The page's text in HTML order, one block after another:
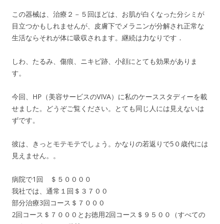
この器械は、治療２－５回ほどは、お肌が白くなった分シミが
目立つかもしれませんが、皮膚下でメラニンが分解され正常な
生活ならそれが体に吸収されます。継続は力なりです．
しわ、たるみ、傷痕、ニキビ跡、小顔にとても効果がありま
す。
今回、HP（美容サービスのVIVA）に私のケーススタディーを載
せました。どうぞご覧ください。とても同じ人には見えないは
ずです。
彼は、きっとモテモテでしょう。かなりの若返りで5０歳代には
見えません。。
病院で1回 ＄５００００
我社では、通常１回＄３７００
部分治療3回コース＄７０００
2回コース＄７０００とお徳用2回コース＄９５００（すべての